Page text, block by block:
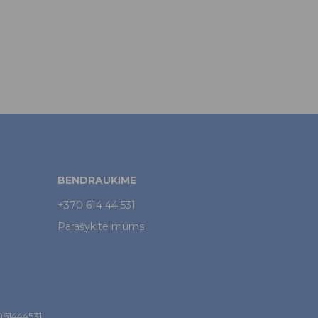
BENDRAUKIME
+370 614 44 531
Parašykite mums